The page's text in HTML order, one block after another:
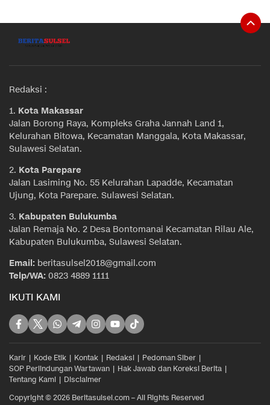
Redaksi :
1. Kota Makassar
Jalan Borong Raya, Kompleks Graha Jannah Land 1,
Kelurahan Bitowa, Kecamatan Manggala, Kota Makassar,
Sulawesi Selatan.
2. Kota Parepare
Jalan Lasiming No. 55 Kelurahan Lapadde, Kecamatan
Ujung, Kota Parepare. Sulawesi Selatan.
3. Kabupaten Bulukumba
Jalan Remaja No. 2 Desa Bontomanai Kecamatan Rilau Ale,
Kabupaten Bulukumba, Sulawesi Selatan.
Email: beritasulsel2018@gmail.com
Telp/WA: 0823 4889 1111
IKUTI KAMI
Karir Kode Etik Kontak Redaksi
Pedoman Siber
SOP Perlindungan Wartawan
Hak Jawab dan Koreksi Berita
Tentang Kami
Disclaimer
Copyright © 2026 Beritasulsel.com – All Rights Reserved